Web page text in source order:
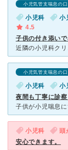
小児気管支喘息の口
小児科 小
4.5
子供の付き添い
小児気管支喘息の口
小児科 小
夜間も丁寧に診
小児科 頭
安心できます。